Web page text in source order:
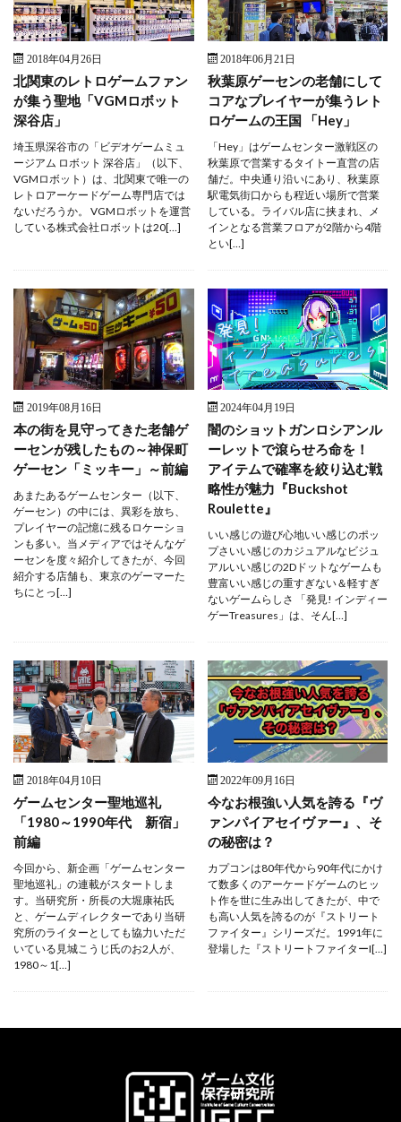
2018年04月26日
北関東のレトロゲームファン
が集う聖地「VGMロボット
深谷店」
埼玉県深谷市の「ビデオゲームミュ
ージアム ロボット 深谷店」（以下、
VGMロボット）は、北関東で唯一の
レトロアーケードゲーム専門店では
ないだろうか。 VGMロボットを運営
している株式会社ロボットは20[…]
2018年06月21日
秋葉原ゲーセンの老舗にして
コアなプレイヤーが集うレト
ロゲームの王国 「Hey」
「Hey」はゲームセンター激戦区の
秋葉原で営業するタイトー直営の店
舗だ。中央通り沿いにあり、秋葉原
駅電気街口からも程近い場所で営業
している。ライバル店に挟まれ、メ
インとなる営業フロアが2階から4階
とい[…]
2019年08月16日
本の街を見守ってきた老舗ゲ
ーセンが残したもの～神保町
ゲーセン「ミッキー」～前編
あまたあるゲームセンター（以下、
ゲーセン）の中には、異彩を放ち、
プレイヤーの記憶に残るロケーショ
ンも多い。当メディアではそんなゲ
ーセンを度々紹介してきたが、今回
紹介する店舗も、東京のゲーマーた
ちにとっ[…]
2024年04月19日
闇のショットガンロシアンル
ーレットで滾らせろ命を！
アイテムで確率を絞り込む戦
略性が魅力『Buckshot
Roulette』
いい感じの遊び心地いい感じのポッ
プさいい感じのカジュアルなビジュ
アルいい感じの2Dドットなゲームも
豊富いい感じの重すぎない＆軽すぎ
ないゲームらしさ 「発見! インディー
ゲーTreasures」は、そん[…]
2018年04月10日
ゲームセンター聖地巡礼
「1980～1990年代 新宿」
前編
今回から、新企画「ゲームセンター
聖地巡礼」の連載がスタートしま
す。当研究所・所長の大堀康祐氏
と、ゲームディレクターであり当研
究所のライターとしても協力いただ
いている見城こうじ氏のお2人が、
1980～1[…]
2022年09月16日
今なお根強い人気を誇る『ヴ
ァンパイアセイヴァー』、そ
の秘密は？
カプコンは80年代から90年代にかけ
て数多くのアーケードゲームのヒッ
ト作を世に生み出してきたが、中で
も高い人気を誇るのが『ストリート
ファイター』シリーズだ。1991年に
登場した『ストリートファイターI[…]